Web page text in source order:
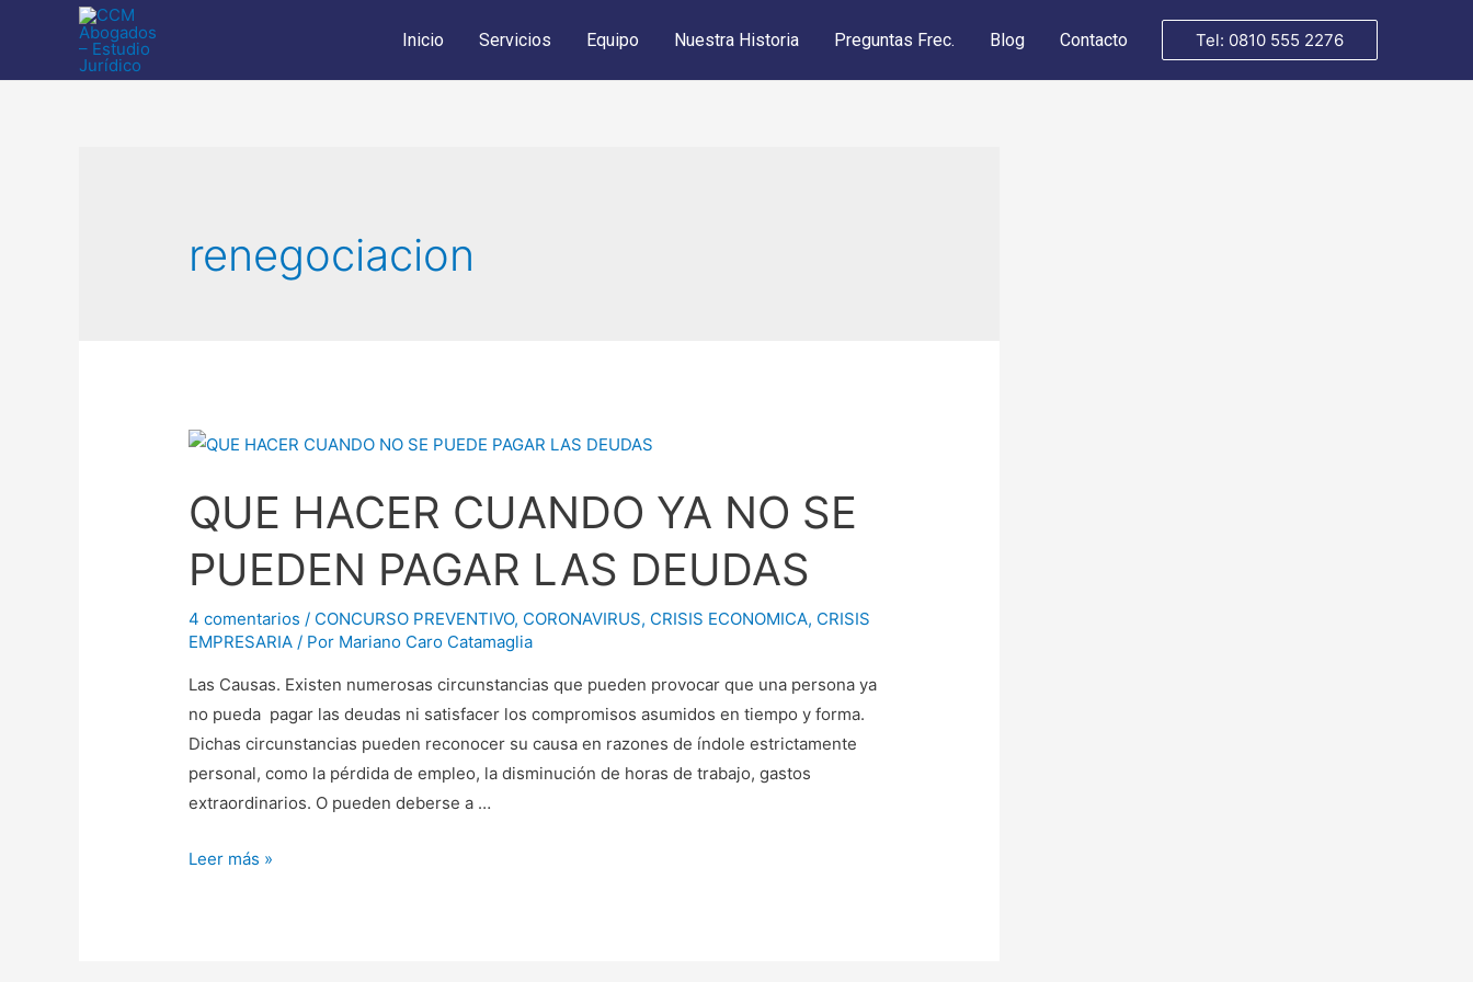
Inicio Servicios Equipo Nuestra Historia Preguntas Frec. Blog Contacto Tel: 0810 555 2276
renegociacion
QUE HACER CUANDO YA NO SE
PUEDEN PAGAR LAS DEUDAS
4 comentarios / CONCURSO PREVENTIVO, CORONAVIRUS, CRISIS ECONOMICA, CRISIS
EMPRESARIA / Por Mariano Caro Catamaglia
Las Causas. Existen numerosas circunstancias que pueden provocar que una persona ya
no pueda pagar las deudas ni satisfacer los compromisos asumidos en tiempo y forma.
Dichas circunstancias pueden reconocer su causa en razones de índole estrictamente
personal, como la pérdida de empleo, la disminución de horas de trabajo, gastos
extraordinarios. O pueden deberse a …
QUE
Leer más »